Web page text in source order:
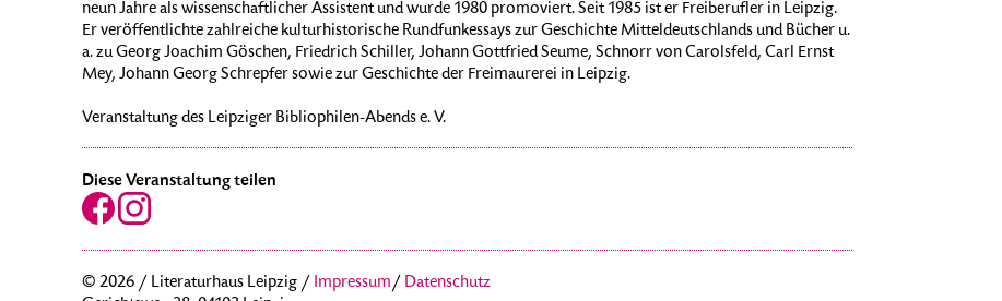
neun Jahre als wissenschaftlicher Assistent und wurde 1980 promoviert. Seit 1985 ist er Freiberufler in Leipzig.
Er veröffentlichte zahlreiche kulturhistorische Rundfunkessays zur Geschichte Mitteldeutschlands und Bücher u.
a. zu Georg Joachim Göschen, Friedrich Schiller, Johann Gottfried Seume, Schnorr von Carolsfeld, Carl Ernst
Mey, Johann Georg Schrepfer sowie zur Geschichte der Freimaurerei in Leipzig.
Veranstaltung des Leipziger Bibliophilen-Abends e. V.
Diese Veranstaltung teilen
© 2026 / Literaturhaus Leipzig / Impressum/ Datenschutz